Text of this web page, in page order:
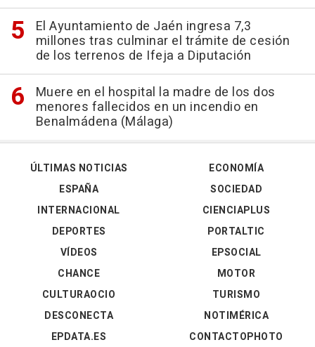
El Ayuntamiento de Jaén ingresa 7,3
millones tras culminar el trámite de cesión
de los terrenos de Ifeja a Diputación
Muere en el hospital la madre de los dos
menores fallecidos en un incendio en
Benalmádena (Málaga)
ÚLTIMAS NOTICIAS
ESPAÑA
INTERNACIONAL
DEPORTES
VÍDEOS
ECONOMÍA
SOCIEDAD
CIENCIAPLUS
PORTALTIC
EPSOCIAL
CHANCE
CULTURAOCIO
DESCONECTA
EPDATA.ES
MOTOR
TURISMO
NOTIMÉRICA
CONTACTOPHOTO